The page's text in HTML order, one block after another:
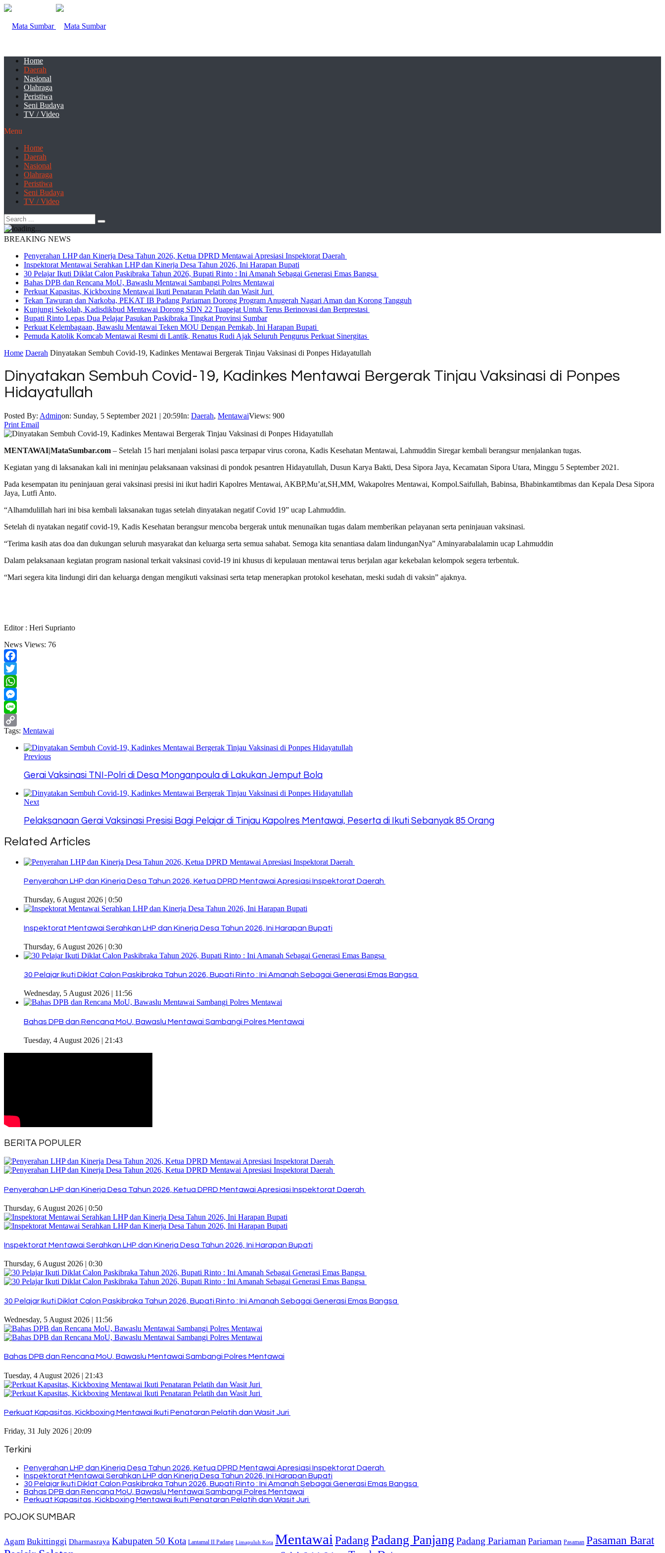
Home
Daerah
Nasional
Olahraga
Peristiwa
Seni Budaya
TV / Video
Menu
Home
Daerah
Nasional
Olahraga
Peristiwa
Seni Budaya
TV / Video
BREAKING NEWS
Penyerahan LHP dan Kinerja Desa Tahun 2026, Ketua DPRD Mentawai Apresiasi Inspektorat Daerah
Inspektorat Mentawai Serahkan LHP dan Kinerja Desa Tahun 2026, Ini Harapan Bupati
30 Pelajar Ikuti Diklat Calon Paskibraka Tahun 2026, Bupati Rinto : Ini Amanah Sebagai Generasi Emas Bangsa
Bahas DPB dan Rencana MoU, Bawaslu Mentawai Sambangi Polres Mentawai
Perkuat Kapasitas, Kickboxing Mentawai Ikuti Penataran Pelatih dan Wasit Juri
Tekan Tawuran dan Narkoba, PEKAT IB Padang Pariaman Dorong Program Anugerah Nagari Aman dan Korong Tangguh
Kunjungi Sekolah, Kadisdikbud Mentawai Dorong SDN 22 Tuapejat Untuk Terus Berinovasi dan Berprestasi
Bupati Rinto Lepas Dua Pelajar Pasukan Paskibraka Tingkat Provinsi Sumbar
Perkuat Kelembagaan, Bawaslu Mentawai Teken MOU Dengan Pemkab, Ini Harapan Bupati
Pemuda Katolik Komcab Mentawai Resmi di Lantik, Renatus Rudi Ajak Seluruh Pengurus Perkuat Sinergitas
Home Daerah Dinyatakan Sembuh Covid-19, Kadinkes Mentawai Bergerak Tinjau Vaksinasi di Ponpes Hidayatullah
Dinyatakan Sembuh Covid-19, Kadinkes Mentawai Bergerak Tinjau Vaksinasi di Ponpes
Hidayatullah
Posted By: Adminon: Sunday, 5 September 2021 | 20:59In: Daerah, MentawaiViews: 900
Print Email
MENTAWAI|MataSumbar.com – Setelah 15 hari menjalani isolasi pasca terpapar virus corona, Kadis Kesehatan Mentawai, Lahmuddin Siregar kembali berangsur menjalankan tugas.
Kegiatan yang di laksanakan kali ini meninjau pelaksanaan vaksinasi di pondok pesantren Hidayatullah, Dusun Karya Bakti, Desa Sipora Jaya, Kecamatan Sipora Utara, Minggu 5 September 2021.
Pada kesempatan itu peninjauan gerai vaksinasi presisi ini ikut hadiri Kapolres Mentawai, AKBP,Mu’at,SH,MM, Wakapolres Mentawai, Kompol.Saifullah, Babinsa, Bhabinkamtibmas dan Kepala Desa Sipora
Jaya, Lutfi Anto.
“Alhamdulillah hari ini bisa kembali laksanakan tugas setelah dinyatakan negatif Covid 19” ucap Lahmuddin.
Setelah di nyatakan negatif covid-19, Kadis Kesehatan berangsur mencoba bergerak untuk menunaikan tugas dalam memberikan pelayanan serta peninjauan vaksinasi.
“Terima kasih atas doa dan dukungan seluruh masyarakat dan keluarga serta semua sahabat. Semoga kita senantiasa dalam lindunganNya” Aminyarabalalamin ucap Lahmuddin
Dalam pelaksanaan kegiatan program nasional terkait vaksinasi covid-19 ini khusus di kepulauan mentawai terus berjalan agar kekebalan kelompok segera terbentuk.
“Mari segera kita lindungi diri dan keluarga dengan mengikuti vaksinasi serta tetap menerapkan protokol kesehatan, meski sudah di vaksin” ajaknya.
Editor : Heri Suprianto
News Views: 76
Facebook
Twitter
WhatsApp
Messenger
Line
Copy
Link
Tags: Mentawai
Previous
Gerai Vaksinasi TNI-Polri di Desa Monganpoula di Lakukan Jemput Bola
Next
Pelaksanaan Gerai Vaksinasi Presisi Bagi Pelajar di Tinjau Kapolres Mentawai, Peserta di Ikuti Sebanyak 85 Orang
Related Articles
Penyerahan LHP dan Kinerja Desa Tahun 2026, Ketua DPRD Mentawai Apresiasi Inspektorat Daerah
Thursday, 6 August 2026 | 0:50
Inspektorat Mentawai Serahkan LHP dan Kinerja Desa Tahun 2026, Ini Harapan Bupati
Thursday, 6 August 2026 | 0:30
30 Pelajar Ikuti Diklat Calon Paskibraka Tahun 2026, Bupati Rinto : Ini Amanah Sebagai Generasi Emas Bangsa
Wednesday, 5 August 2026 | 11:56
Bahas DPB dan Rencana MoU, Bawaslu Mentawai Sambangi Polres Mentawai
Tuesday, 4 August 2026 | 21:43
BERITA POPULER
Penyerahan LHP dan Kinerja Desa Tahun 2026, Ketua DPRD Mentawai Apresiasi Inspektorat Daerah
Thursday, 6 August 2026 | 0:50
Inspektorat Mentawai Serahkan LHP dan Kinerja Desa Tahun 2026, Ini Harapan Bupati
Thursday, 6 August 2026 | 0:30
30 Pelajar Ikuti Diklat Calon Paskibraka Tahun 2026, Bupati Rinto : Ini Amanah Sebagai Generasi Emas Bangsa
Wednesday, 5 August 2026 | 11:56
Bahas DPB dan Rencana MoU, Bawaslu Mentawai Sambangi Polres Mentawai
Tuesday, 4 August 2026 | 21:43
Perkuat Kapasitas, Kickboxing Mentawai Ikuti Penataran Pelatih dan Wasit Juri
Friday, 31 July 2026 | 20:09
Terkini
Penyerahan LHP dan Kinerja Desa Tahun 2026, Ketua DPRD Mentawai Apresiasi Inspektorat Daerah
Inspektorat Mentawai Serahkan LHP dan Kinerja Desa Tahun 2026, Ini Harapan Bupati
30 Pelajar Ikuti Diklat Calon Paskibraka Tahun 2026, Bupati Rinto : Ini Amanah Sebagai Generasi Emas Bangsa
Bahas DPB dan Rencana MoU, Bawaslu Mentawai Sambangi Polres Mentawai
Perkuat Kapasitas, Kickboxing Mentawai Ikuti Penataran Pelatih dan Wasit Juri
POJOK SUMBAR
Agam Bukittinggi Dharmasraya Kabupaten 50 Kota Lantamal II Padang Limapuluh Kota Mentawai PadangPadang Panjang Padang Pariaman Pariaman Pasaman Pasaman Barat